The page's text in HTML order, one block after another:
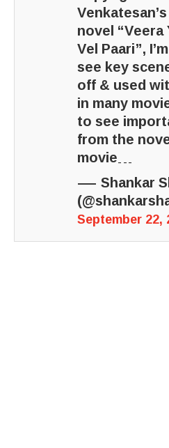
novel “Veera
Vel Paari”,
see key
off & used
in many
to see
from the
movie…
— Shankar
September 22,